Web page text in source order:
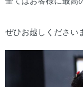
ぜひお越しください